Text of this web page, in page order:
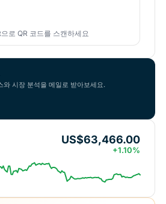
로 QR 코드를 스캔하세요
와 시장 분석을 메일로 받아보세요.
US$63,466.00
+1.10%